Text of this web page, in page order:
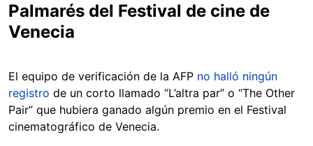
Palmarés del Festival de cine de
Venecia
El equipo de verificación de la AFP no halló ningún
registro de un corto llamado “L’altra par” o “The Other
Pair” que hubiera ganado algún premio en el Festival
cinematográfico de Venecia.